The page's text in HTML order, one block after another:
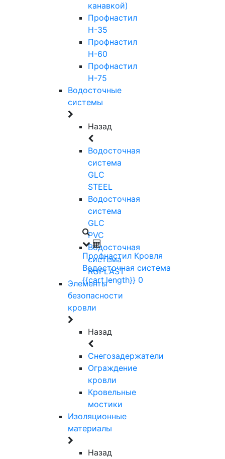
канавкой)
Профнастил
Н-35
Профнастил
Н-60
Профнастил
Н-75
Водосточные
системы
Назад
Водосточная
система
GLC
STEEL
Водосточная
система
GLC
PVC
Водосточная
система
RUPLAST
Элементы
безопасности
кровли
Назад
Снегозадержатели
Ограждение
кровли
Кровельные
мостики
Изоляционные
материалы
Назад
Профнастил Кровля
Водосточная система
{{cart.length}} 0